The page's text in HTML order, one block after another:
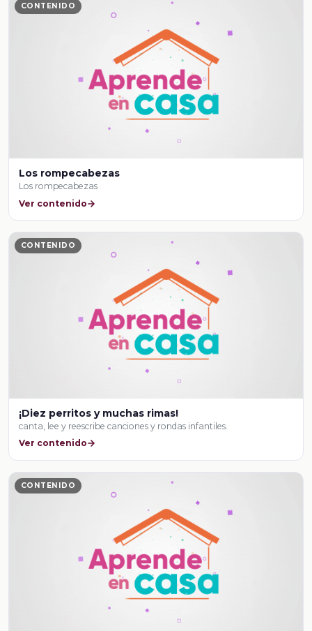
CONTENIDO
Los rompecabezas
Los rompecabezas
Ver contenido
CONTENIDO
¡Diez perritos y muchas rimas!
canta, lee y reescribe canciones y rondas infantiles.
Ver contenido
CONTENIDO